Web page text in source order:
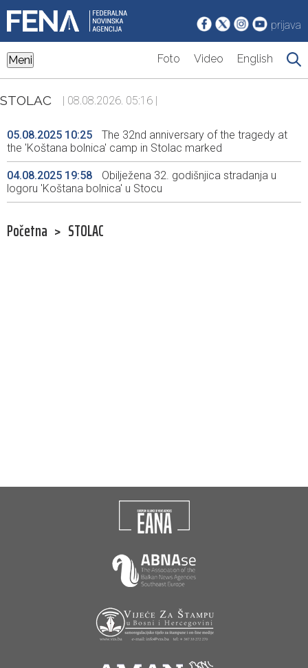
prijava
Meni Foto Video English
STOLAC | 08.08.2026. 05:16 |
05.08.2025 10:25
The 32nd anniversary of the tragedy at
the 'Koštana bolnica' camp in Stolac marked
04.08.2025 19:58
Obilježena 32. godišnjica stradanja u
logoru 'Koštana bolnica' u Stocu
Početna > STOLAC